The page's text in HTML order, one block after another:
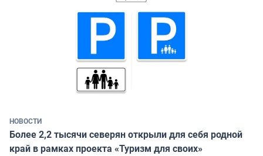
НОВОСТИ
Более 2,2 тысячи северян открыли для себя родной
край в рамках проекта «Туризм для своих»